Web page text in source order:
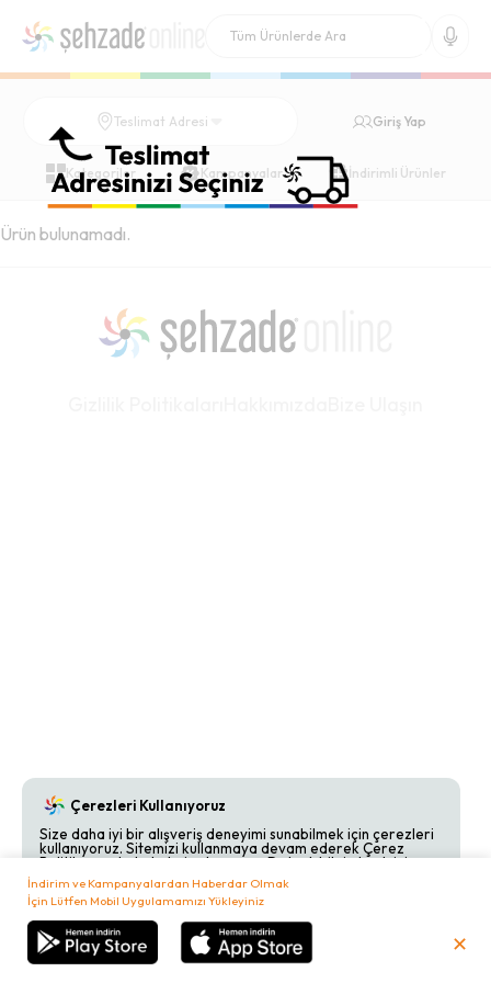
İndirim ve Kampanyalardan Haberdar Olmak
İçin Lütfen Mobil Uygulamamızı Yükleyiniz
✕
Sepetim 0,00
Teslimat Adresi Giriş Yap
Kategoriler Kampanyalar İndirimli Ürünler
Ürün bulunamadı.
Çerezleri Kullanıyoruz
Size daha iyi bir alışveriş deneyimi sunabilmek için çerezleri
kullanıyoruz. Sitemizi kullanmaya devam ederek Çerez
Politikamızı kabul etmiş olursunuz. Detaylı bilgi almak için
Çerez Politikamızı
inceleyebilirsiniz.
Kabul Et